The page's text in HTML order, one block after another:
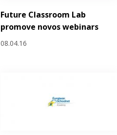
Future Classroom Lab
promove novos webinars
08.04.16